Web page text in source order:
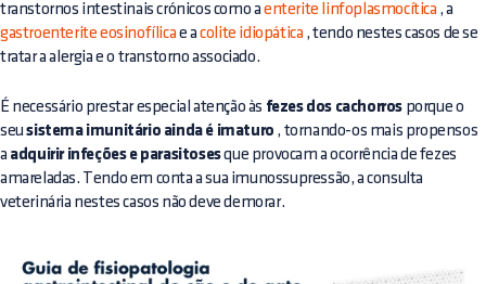
transtornos intestinais crónicos como aenterite linfoplasmocítica , a
gastroenterite eosinofílica e acolite idiopática , tendo nestes casos de se
tratar a alergia e o transtorno associado.
É necessário prestar especial atenção às fezes dos cachorros porque o
seusistema imunitário ainda é imaturo , tornando-os mais propensos
a adquirir infeções e parasitosesque provocam a ocorrência de fezes
amareladas. Tendo em conta a sua imunossupressão, a consulta
veterinária nestes casos não deve demorar.